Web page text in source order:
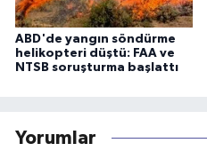
ABD'de yangın söndürme
helikopteri düştü: FAA ve
NTSB soruşturma başlattı
Yorumlar